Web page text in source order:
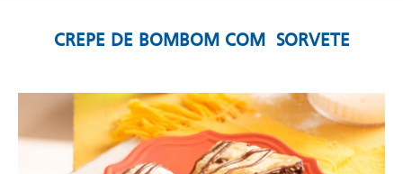
CREPE DE BOMBOM COM SORVETE